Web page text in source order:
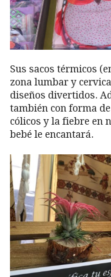
Sus sacos térmicos
zona lumbar y
diseños divertidos.
también con forma
cólicos y la fiebre en
bebé le encantará.